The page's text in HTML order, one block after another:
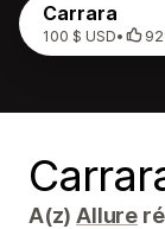
Carrara
100 $ USD•
A(z)Allure